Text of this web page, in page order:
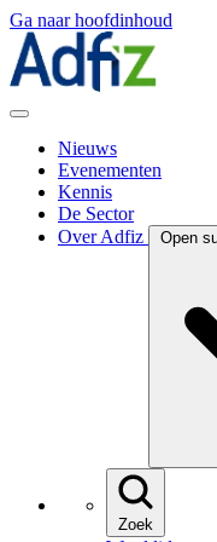
Ga naar hoofdinhoud
Nieuws
Evenementen
Kennis
De Sector
Over Adfiz
Open
Zoek